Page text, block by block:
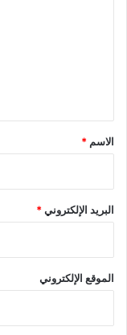
*
الاسم *
البريد الإلكتروني*
الموقع الإلكتروني